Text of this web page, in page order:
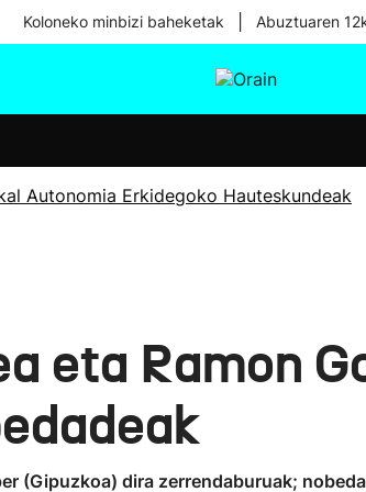
Koloneko minbizi baheketak Abuztuaren
Autonomia Erkidegoko Hauteskundeak
eta Ramon
(Gipuzkoa) dira zerrendaburuak;